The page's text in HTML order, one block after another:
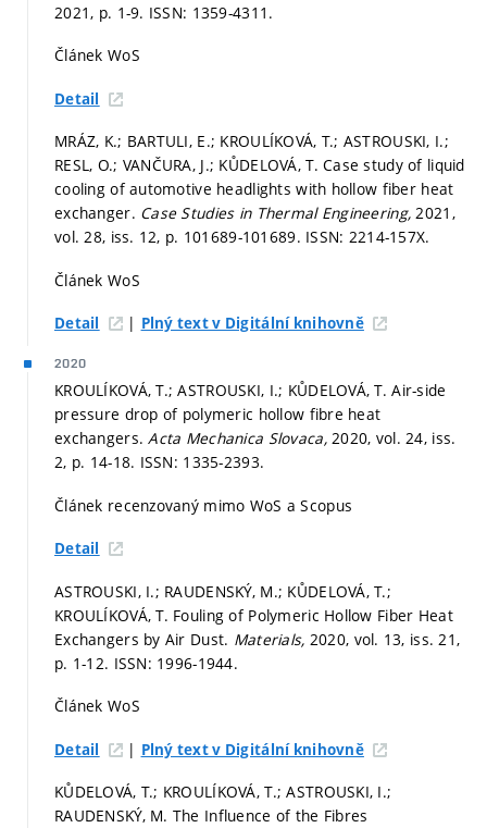
2021, p. 1-9. ISSN: 1359-4311.
Článek WoS
Detail
MRÁZ, K.; BARTULI, E.; KROULÍKOVÁ, T.; ASTROUSKI, I.;
RESL, O.; VANČURA, J.; KŮDELOVÁ, T. Case study of liquid
cooling of automotive headlights with hollow fiber heat
exchanger. Case Studies in Thermal Engineering,2021,
vol. 28, iss. 12, p. 101689-101689. ISSN: 2214-157X.
Článek WoS
Detail | Plný text v Digitální knihovně
2020
KROULÍKOVÁ, T.; ASTROUSKI, I.; KŮDELOVÁ, T. Air-side
pressure drop of polymeric hollow fibre heat
exchangers.Acta Mechanica Slovaca,2020, vol. 24, iss.
2, p. 14-18. ISSN: 1335-2393.
Článek recenzovaný mimo WoS a Scopus
Detail
ASTROUSKI, I.; RAUDENSKÝ, M.; KŮDELOVÁ, T.;
KROULÍKOVÁ, T. Fouling of Polymeric Hollow Fiber Heat
Exchangers by Air Dust. Materials, 2020, vol. 13, iss. 21,
p. 1-12. ISSN: 1996-1944.
Článek WoS
Detail | Plný text v Digitální knihovně
KŮDELOVÁ, T.; KROULÍKOVÁ, T.; ASTROUSKI, I.;
RAUDENSKÝ, M. The Influence of the Fibres